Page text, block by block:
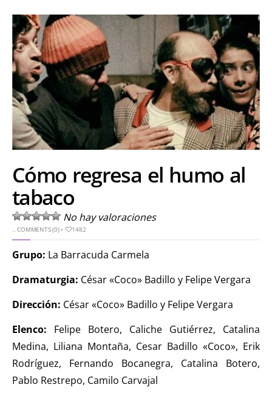
Cómo regresa el humo al
tabaco
No hay valoraciones
..COMMENTS (0)• 1482
Grupo: La Barracuda Carmela
Dramaturgia: César «Coco» Badillo y Felipe Vergara
Dirección: César «Coco» Badillo y Felipe Vergara
Elenco: Felipe Botero, Caliche Gutiérrez, Catalina
Medina, Liliana Montaña, Cesar Badillo «Coco», Erik
Rodríguez, Fernando Bocanegra, Catalina Botero,
Pablo Restrepo, Camilo Carvajal